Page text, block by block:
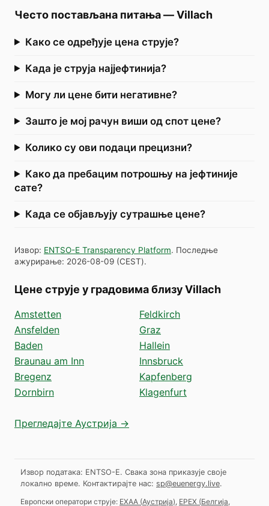
Често постављана питања—Villach
Како се одређује цена струје?
Када је струја најјефтинија?
Могу ли цене бити негативне?
Зашто је мој рачун виши од спот цене?
Колико су ови подаци прецизни?
Како да пребацим потрошњу на јефтиније
сате?
Када се објављују сутрашње цене?
Извор: ENTSO-E Transparency Platform. Последње
ажурирање: 2026-08-09 (CEST).
Цене струје у градовима близу Villach
Amstetten
Ansfelden
Baden
Braunau am Inn
Bregenz
Dornbirn
Feldkirch
Graz
Hallein
Innsbruck
Kapfenberg
Klagenfurt
Прегледајте Аустрија →
Извор података: ENTSO-E. Свака зона приказује своје
локално време. Контактирајте нас: sp@euenergy.live.
Европски оператори струје: EXAA (Аустрија) EPEX (Белгија,